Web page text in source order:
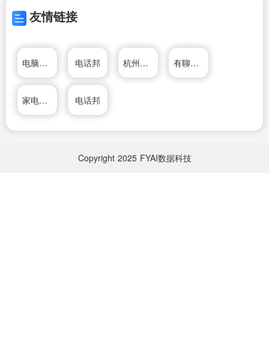
友情链接
电脑维修技术网 电话邦 杭州松井电器有限公司 有聊电话
家电维修资料网 电话邦
Copyright 2025 FYAI数据科技